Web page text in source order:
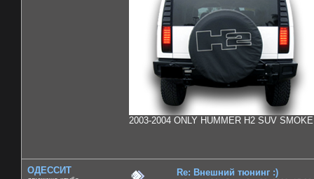
2003-2004 ONLY HUMMER H2 SUV
ОДЕССИТ Re: Внешний тюнинг :)